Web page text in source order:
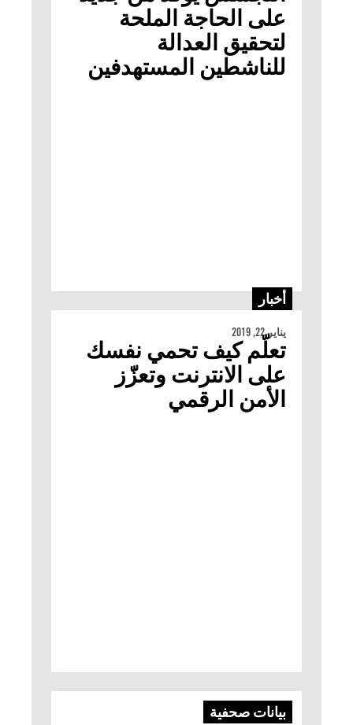
على الحاجة الملحة
لتحقيق العدالة
للناشطين المستهدفين
أخبار
يناير 22, 2019
تعلّم كيف تحمي نفسك
على الانترنت وتعزّز
الأمن الرقمي
بيانات صحفية